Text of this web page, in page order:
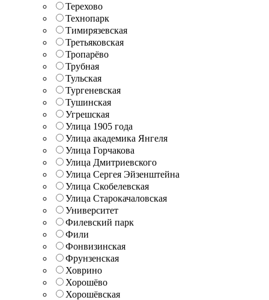
Терехово
Технопарк
Тимирязевская
Третьяковская
Тропарёво
Трубная
Тульская
Тургеневская
Тушинская
Угрешская
Улица 1905 года
Улица академика Янгеля
Улица Горчакова
Улица Дмитриевского
Улица Сергея Эйзенштейна
Улица Скобелевская
Улица Старокачаловская
Университет
Филевский парк
Фили
Фонвизинская
Фрунзенская
Ховрино
Хорошёво
Хорошёвская